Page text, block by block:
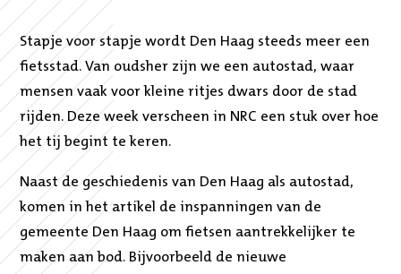
Stapje voor stapje wordt Den Haag steeds meer een
fietsstad. Van oudsher zijn we een autostad, waar
mensen vaak voor kleine ritjes dwars door de stad
rijden. Deze week verscheen in NRC een stuk over hoe
het tij begint te keren.
Naast de geschiedenis van Den Haag als autostad,
komen in het artikel de inspanningen van de
gemeente Den Haag om fietsen aantrekkelijker te
maken aan bod. Bijvoorbeeld de nieuwe